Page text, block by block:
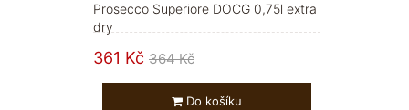
Prosecco Superiore DOCG 0,75l extra
dry
361 Kč 364 Kč
Do košíku